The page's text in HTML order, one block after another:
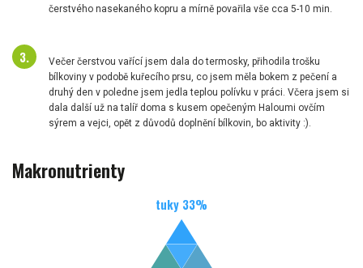
čerstvého nasekaného kopru a mírně povařila vše cca 5-10 min.
Večer čerstvou vařící jsem dala do termosky, přihodila trošku
bílkoviny v podobě kuřecího prsu, co jsem měla bokem z pečení a
druhý den v poledne jsem jedla teplou polívku v práci. Včera jsem si
dala další už na talíř doma s kusem opečeným Haloumi ovčím
sýrem a vejci, opět z důvodů doplnění bílkovin, bo aktivity :).
Makronutrienty
tuky 33%